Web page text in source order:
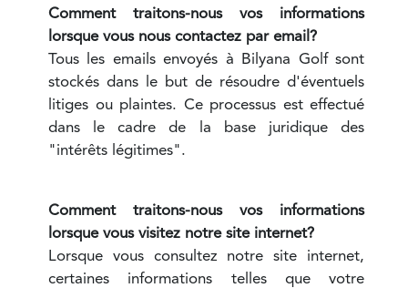
Comment traitons-nous vos informations
lorsque vous nous contactez par email?
Tous les emails envoyés à Bilyana Golf sont
stockés dans le but de résoudre d'éventuels
litiges ou plaintes. Ce processus est effectué
dans le cadre de la base juridique des
"intérêts légitimes".
Comment traitons-nous vos informations
lorsque vous visitez notre site internet?
Lorsque vous consultez notre site internet,
certaines informations telles que votre